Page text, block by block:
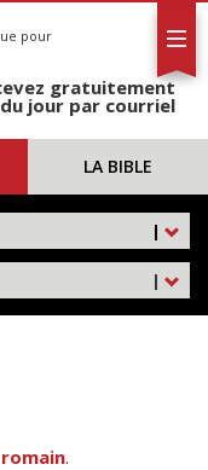
pour
gratuitement
jour par courriel
LA BIBLE
|
|
.